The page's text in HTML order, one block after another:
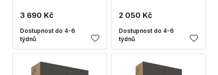
3 690 Kč
Dostupnost do 4-6
týdnů
2 050 Kč
Dostupnost do 4-6
týdnů